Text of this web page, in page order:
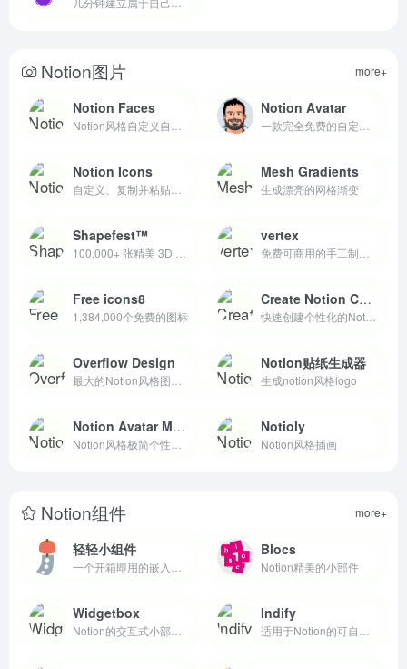
Notion图片 more+
Notion Faces Notion Avatar
Notion Icons Mesh Gradients
生成漂亮的网格渐变
Shapefest™ vertex
Free icons8
1,384,000个免费的图标
Create Notion Covers
Overflow Design Notion贴纸生成器
生成notion风格logo
Notion Avatar Maker Notioly
Notion风格插画
Notion组件 more+
轻轻小组件 Blocs
Notion精美的小部件
Widgetbox Indify